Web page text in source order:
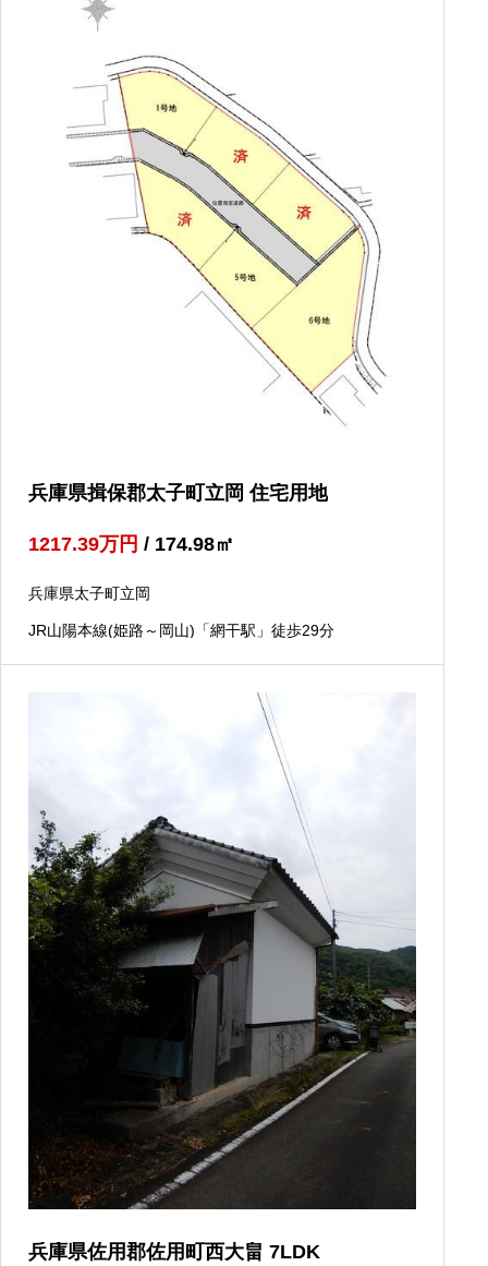
兵庫県揖保郡太子町立岡 住宅用地
1217.39万円 / 174.98㎡
兵庫県太子町立岡
JR山陽本線(姫路～岡山)「網干駅」徒歩29分
兵庫県佐用郡佐用町西大畠 7LDK